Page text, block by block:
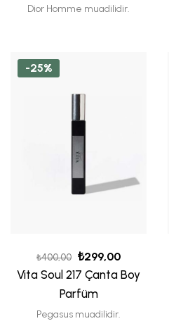
Dior Homme muadilidir.
-25%
₺400,00 ₺299,00
Vita Soul 217 Çanta Boy
Parfüm
Pegasus muadilidir.